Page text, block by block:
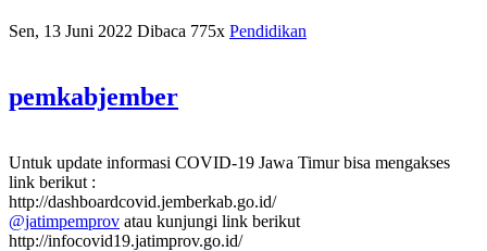
Sen, 13 Juni 2022 Dibaca 775x Pendidikan
pemkabjember
Untuk update informasi COVID-19 Jawa Timur bisa mengakses
link berikut :
http://dashboardcovid.jemberkab.go.id/
@jatimpemprov atau kunjungi link berikut
http://infocovid19.jatimprov.go.id/